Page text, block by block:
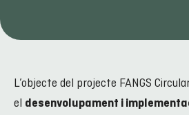
L’objecte del projecte FANGS
el desenvolupament i